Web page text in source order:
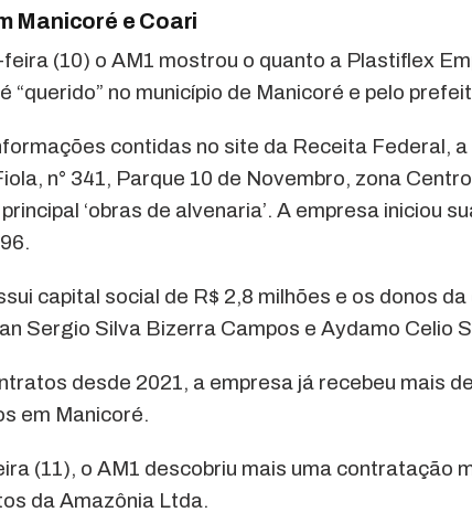
Manicoré e Coari
(10) o AM1 mostrou o quanto a Plastiflex
“querido” no município de Manicoré e pelo
contidas no site da Receita Federal,
n° 341, Parque 10 de Novembro, zona
‘obras de alvenaria’. A empresa iniciou
capital social de R$ 2,8 milhões e os donos
Sergio Silva Bizerra Campos e Aydamo Celio
desde 2021, a empresa já recebeu mais
em Manicoré.
(11), o AM1 descobriu mais uma contratação
da Amazônia Ltda.